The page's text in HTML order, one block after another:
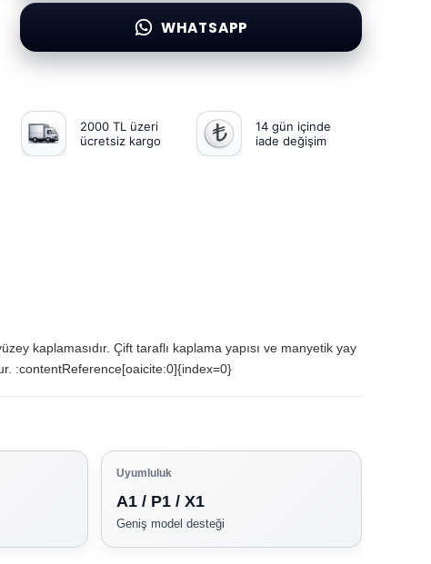
WHATSAPP
2000 TL üzeri
ücretsiz kargo
14 gün içinde
iade değişim
kaplamasıdır. Çift taraflı kaplama yapısı ve manyetik yay
:contentReference[oaicite:0]{index=0}
Uyumluluk
A1 / P1 / X1
Geniş model desteği